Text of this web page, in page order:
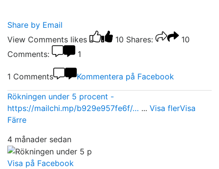
Share by Email
View Comments likes 10 Shares:
10
Comments:
1
1 Comments Kommentera på Facebook
Rökningen under 5 procent -
https://mailchi.mp/b929e957fe6f/… ... Visa flerVisa
Färre
4 månader sedan
Visa på Facebook